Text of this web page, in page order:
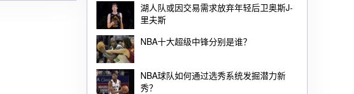
湖人队或因交易需求放弃年轻后卫奥斯J-
里夫斯
NBA十大超级中锋分别是谁？
NBA球队如何通过选秀系统发掘潜力新
秀？